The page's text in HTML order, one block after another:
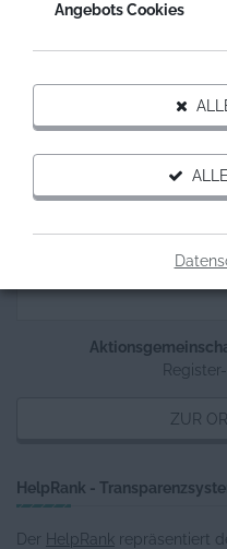
ZUR
HelpRank -
Der HelpRank repräsentiert
Angebots Cookies